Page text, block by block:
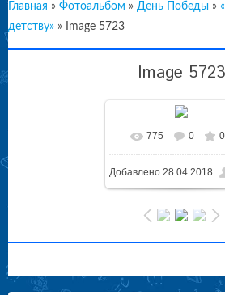
Главная » Фотоальбом » День Победы »
детству» » Image 5723
Image 5723
775 0
Добавлено 28.04.2018